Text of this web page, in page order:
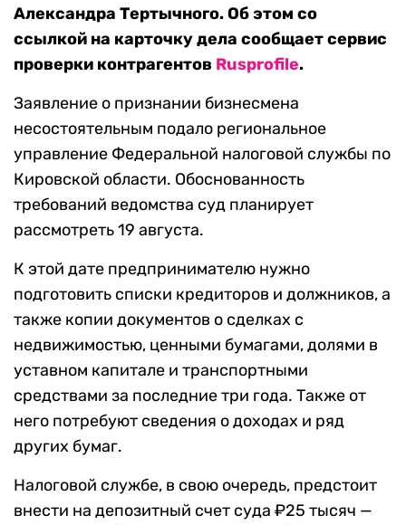
Александра Тертычного. Об этом со
ссылкой на карточку дела сообщает сервис
проверки контрагентов Rusprofile.
Заявление о признании бизнесмена
несостоятельным подало региональное
управление Федеральной налоговой службы по
Кировской области. Обоснованность
требований ведомства суд планирует
рассмотреть 19 августа.
К этой дате предпринимателю нужно
подготовить списки кредиторов и должников, а
также копии документов о сделках с
недвижимостью, ценными бумагами, долями в
уставном капитале и транспортными
средствами за последние три года. Также от
него потребуют сведения о доходах и ряд
других бумаг.
Налоговой службе, в свою очередь, предстоит
внести на депозитный счет суда ₽25 тысяч —